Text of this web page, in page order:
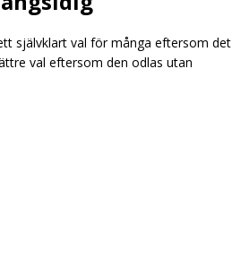
självklart val för många eftersom det
val eftersom den odlas utan